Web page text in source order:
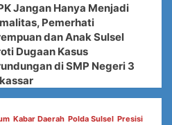
Jangan Hanya Menjadi
Pemerhati
dan Anak Sulsel
Dugaan Kasus
di SMP Negeri 3
Kabar Daerah Polda Sulsel Presisi